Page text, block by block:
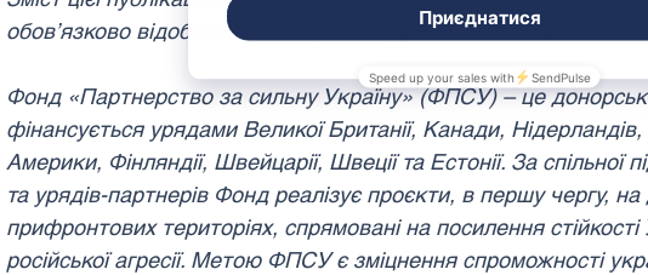
обов’язково відображає позицію Фонду та/або його
Фонд «Партнерство за сильну Україну» (ФПСУ) – це
фінансується урядами Великої Британії, Канади,
Америки, Фінляндії, Швейцарії, Швеції та Естонії. За спільної
та урядів-партнерів Фонд реалізує проєкти, в першу чергу,
прифронтових територіях, спрямовані на посилення
російської агресії. Метою ФПСУ є зміцнення спроможності